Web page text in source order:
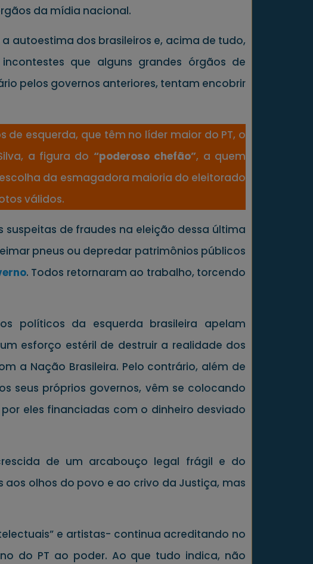
da mídia nacional.
autoestima dos brasileiros e, acima de tudo,
que alguns grandes órgãos de
pelos governos anteriores, tentam encobrir
esquerda, que têm no líder maior do PT, o
a figura do “poderoso chefão”, a quem
da esmagadora maioria do eleitorado
válidos.
de fraudes na eleição dessa última
pneus ou depredar patrimônios públicos
erno. Todos retornaram ao trabalho, torcendo
políticos da esquerda brasileira apelam
esforço estéril de destruir a realidade dos
a Nação Brasileira. Pelo contrário, além de
seus próprios governos, vêm se colocando
eles financiadas com o dinheiro desviado
de um arcabouço legal frágil e do
aos olhos do povo e ao crivo da Justiça, mas
e artistas- continua acreditando no
do PT ao poder. Ao que tudo indica, não